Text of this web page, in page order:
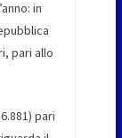
in
pari allo
pari